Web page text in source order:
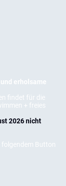
erholsame
findet für die
+ freies
2026 nicht
folgendem Button